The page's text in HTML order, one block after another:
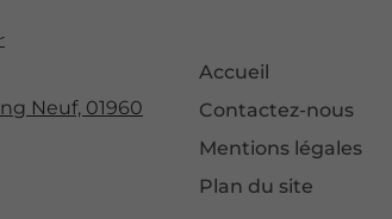
Neuf, 01960
Accueil
Contactez-nous
Mentions légales
Plan du site